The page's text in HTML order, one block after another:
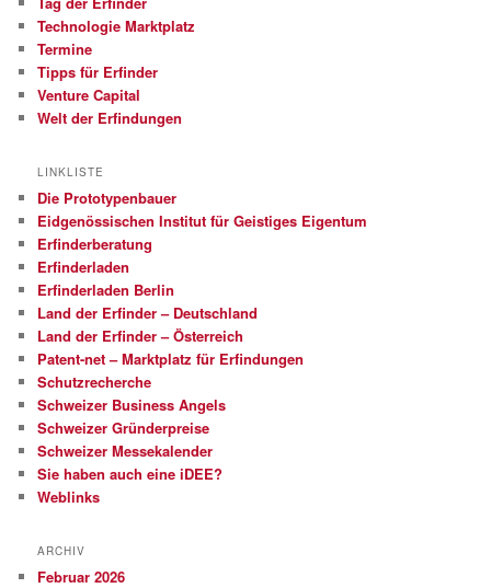
Technologie Marktplatz
Termine
Tipps für Erfinder
Venture Capital
Welt der Erfindungen
LINKLISTE
Die Prototypenbauer
Eidgenössischen Institut für Geistiges Eigentum
Erfinderberatung
Erfinderladen
Erfinderladen Berlin
Land der Erfinder – Deutschland
Land der Erfinder – Österreich
Patent-net – Marktplatz für Erfindungen
Schutzrecherche
Schweizer Business Angels
Schweizer Gründerpreise
Schweizer Messekalender
Sie haben auch eine iDEE?
Weblinks
ARCHIV
Februar 2026